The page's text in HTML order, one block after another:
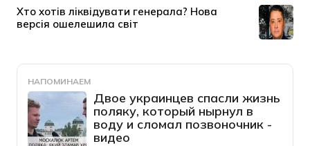
НАПОМИНАЕМ
Двое украинцев спасли жизнь
поляку, который нырнул в
воду и сломал позвоночник -
видео